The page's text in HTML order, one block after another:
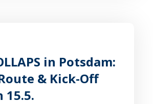
in Potsdam:
& Kick-Off
15.5.